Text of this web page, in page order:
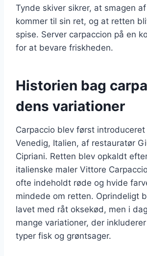
Tynde skiver sikrer, at smagen
kommer til sin ret, og at retten
spise. Server carpaccion på en
for at bevare friskheden.
Historien bag
dens variationer
Carpaccio blev først introduceret
Venedig, Italien, af restauratør
Cipriani. Retten blev opkaldt
italienske maler Vittore
ofte indeholdt røde og hvide
mindede om retten. Oprindeligt
lavet med råt oksekød, men i
mange variationer, der
typer fisk og grøntsager.